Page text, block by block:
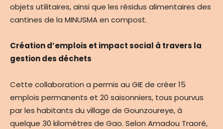
objets utilitaires, ainsi que les résidus alimentaires des
cantines de la MINUSMA en compost.
Création d’emplois et impact social à travers la
gestion des déchets
Cette collaboration a permis au GIE de créer 15
emplois permanents et 20 saisonniers, tous pourvus
par les habitants du village de Gounzoureye, à
quelque 30 kilomètres de Gao. Selon Amadou Traoré,